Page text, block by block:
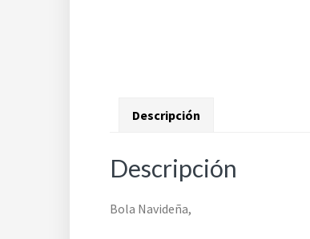
Descripción
Descripción
Bola Navideña,